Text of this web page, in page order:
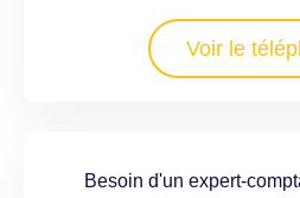
Voir le
Besoin d'un expert-